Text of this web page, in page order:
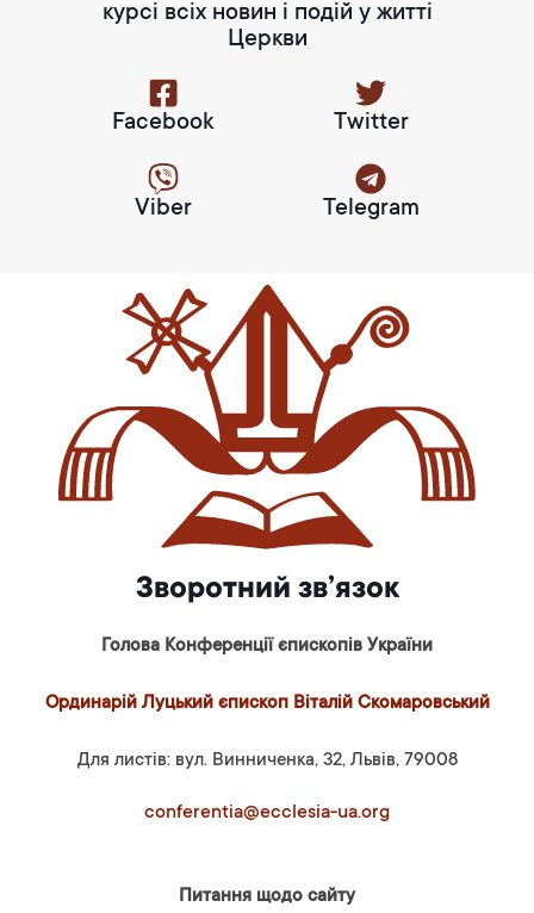
курсі всіх новин і подій у житті
Церкви
Facebook Twitter
Viber Telegram
Зворотний зв’язок
Голова Конференції єпископів України
Ординарій Луцький єпископ Віталій Скомаровський
Для листів: вул. Винниченка, 32, Львів, 79008
conferentia@ecclesia-ua.org
Питання щодо сайту